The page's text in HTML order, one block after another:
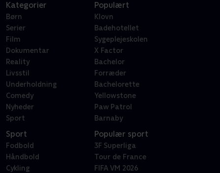
Kategorier
Børn
Serier
Film
Dokumentar
Reality
Livsstil
Underholdning
Comedy
Nyheder
Sport
Populært
Klovn
Badehotellet
Sygeplejeskolen
X Factor
Bachelor
Forræder
Bachelorette
Yellowstone
Paw Patrol
Barnaby
Sport
Fodbold
Håndbold
Cykling
Populær sport
3F Superliga
Tour de France
FIFA VM 2026